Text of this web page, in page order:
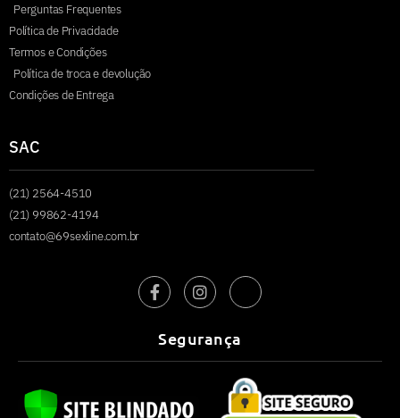
Perguntas Frequentes
Política de Privacidade
Termos e Condições
Política de troca e devolução
Condições de Entrega
SAC
(21) 2564-4510
(21) 99862-4194
contato@69sexline.com.br
Segurança